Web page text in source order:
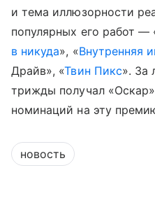
и тема иллюзорности
популярных его работ —
в никуда», «Внутренняя
Драйв», «Твин Пикс». За
трижды получал
номинаций на эту
новость